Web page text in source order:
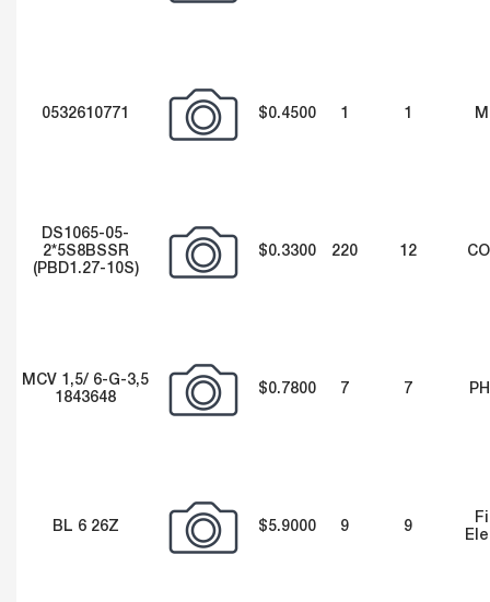
0532610771 $0.4500 1 1
DS1065-05-
2*5S8BSSR
(PBD1.27-10S)
$0.3300 220 12
MCV 1,5/ 6-G-3,5
1843648
$0.7800 7 7
BL 6 26Z $5.9000 9 9